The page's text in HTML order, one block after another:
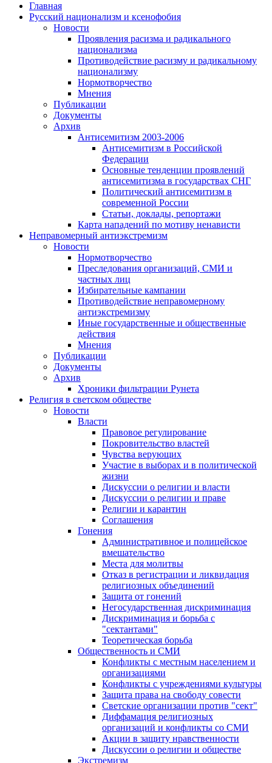
Главная
Русский национализм и ксенофобия
Новости
Проявления расизма и радикального
национализма
Противодействие расизму и радикальному
национализму
Нормотворчество
Мнения
Публикации
Документы
Архив
Антисемитизм 2003-2006
Антисемитизм в Российской
Федерации
Основные тенденции проявлений
антисемитизма в государствах СНГ
Политический антисемитизм в
современной России
Статьи, доклады, репортажи
Карта нападений по мотиву ненависти
Неправомерный антиэкстремизм
Новости
Нормотворчество
Преследования организаций, СМИ и
частных лиц
Избирательные кампании
Противодействие неправомерному
антиэкстремизму
Иные государственные и общественные
действия
Мнения
Публикации
Документы
Архив
Хроники фильтрации Рунета
Религия в светском обществе
Новости
Власти
Правовое регулирование
Покровительство властей
Чувства верующих
Участие в выборах и в политической
жизни
Дискуссии о религии и власти
Дискуссии о религии и праве
Религии и карантин
Соглашения
Гонения
Административное и полицейское
вмешательство
Места для молитвы
Отказ в регистрации и ликвидация
религиозных объединений
Защита от гонений
Негосударственная дискриминация
Дискриминация и борьба с
"сектантами"
Теоретическая борьба
Общественность и СМИ
Конфликты с местным населением и
организациями
Конфликты с учреждениями культуры
Защита права на свободу совести
Светские организации против "сект"
Диффамация религиозных
организаций и конфликты со СМИ
Акции в защиту нравственности
Дискуссии о религии и обществе
Экстремизм